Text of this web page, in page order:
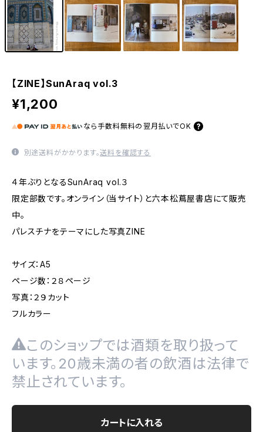
【ZINE】SunAraq vol.3
¥1,200
なら 手数料無料の 翌月払いでOK
別途送料がかかります。送料を確認する
４年ぶりとなるSunAraq vol.３
限定部数です。オンライン（当サイト）と六本松蔦屋書店にて販売
中。
パレスチナをテーマにした写真ZINE
サイズ：A5
ページ数：２８ページ
写真：２９カット
フルカラー
このショップでは酒類を取り扱って
います。20歳未満の者の飲酒は法律で
禁止されています。
カートに入れる